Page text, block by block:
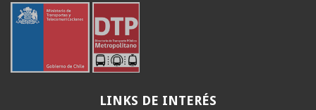
LINKS DE INTERÉS